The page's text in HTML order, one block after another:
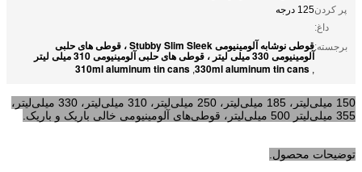
پر کردن
داغ:
125 درجه
برجسته: قوطی نوشابه آلومینیومی Stubby Slim Sleek ، قوطی های حلبی
آلومینیومی 330 میلی لیتر ، قوطی های حلبی آلومینیومی 310 میلی لیتر
,
330ml aluminum tin cans
,
310ml aluminum tin cans
150 میلی‌لیتر، 185 میلی‌لیتر، 250 میلی‌لیتر، 310 میلی‌لیتر، 330 میلی‌لیتر،
355 میلی‌لیتر 500 میلی‌لیتر، قوطی‌های آلومینیومی خالی باریک و باریک.
توضیحات محصول.